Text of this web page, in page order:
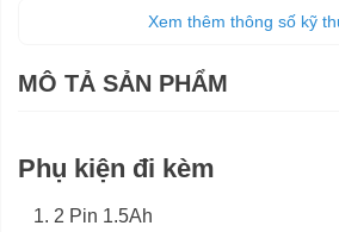
Trọng lượng tịnh
Xem thêm thông số kỹ
MÔ TẢ SẢN PHẨM
Phụ kiện đi kèm
2 Pin 1.5Ah